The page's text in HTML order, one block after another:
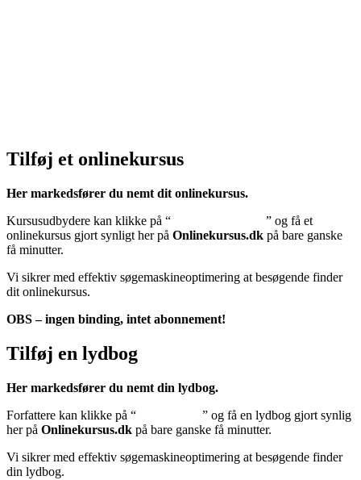
Tilføj et onlinekursus
Her markedsfører du nemt dit onlinekursus.
Kursusudbydere kan klikke på “
” og få et
onlinekursus gjort synligt her på Onlinekursus.dk på bare ganske
få minutter.
Vi sikrer med effektiv søgemaskineoptimering at besøgende finder
dit onlinekursus.
OBS – ingen binding, intet abonnement!
Tilføj en lydbog
Her markedsfører du nemt din lydbog.
Forfattere kan klikke på “
” og få en lydbog gjort synlig
her på Onlinekursus.dk på bare ganske få minutter.
Vi sikrer med effektiv søgemaskineoptimering at besøgende finder
din lydbog.